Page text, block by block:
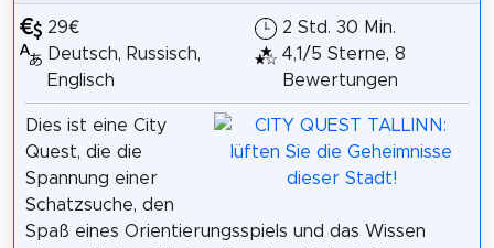
29€
Deutsch, Russisch,
Englisch
2 Std. 30 Min.
4,1/5 Sterne, 8
Bewertungen
Dies ist eine City
Quest, die die
Spannung einer
Schatzsuche, den
Spaß eines Orientierungsspiels und das Wissen